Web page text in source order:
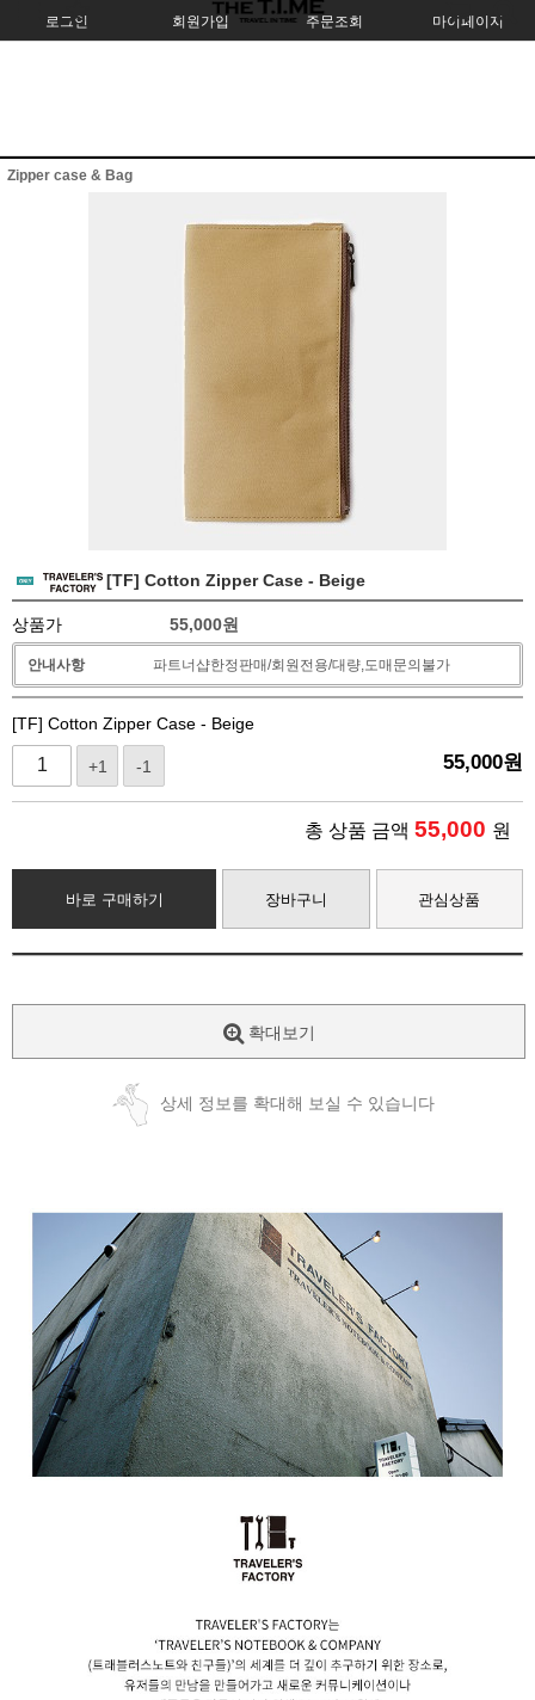
로그인 회원가입 주문조회 마이페이지
Zipper case & Bag
[TF] Cotton Zipper Case - Beige
상품가 55,000원
안내사항 파트너샵한정판매/회원전용/대량,도매문의불가
[TF] Cotton Zipper Case - Beige
+1 -1 55,000원
총 상품 금액 55,000 원
바로 구매하기 장바구니 관심상품
확대보기
상세 정보를 확대해 보실 수 있습니다